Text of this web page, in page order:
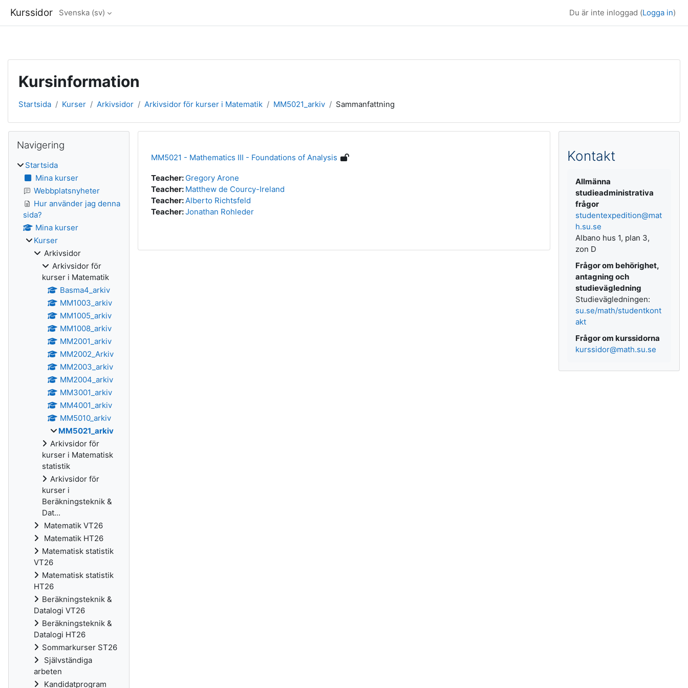
Kurssidor Svenska ‎(sv)‎ Du är inte inloggad (Logga in)
Kursinformation
Startsida Kurser Arkivsidor Arkivsidor för kurser i Matematik MM5021_arkiv Sammanfattning
MM5021 - Mathematics III - Foundations of Analysis
Teacher: Gregory Arone
Teacher: Matthew de Courcy-Ireland
Teacher:Alberto Richtsfeld
Teacher:Jonathan Rohleder
Block
Navigering
Startsida
Mina kurser
Webbplatsnyheter
Hur använder jag denna
sida?
Mina kurser
Kurser
Arkivsidor
Arkivsidor för
kurser i Matematik
Basma4_arkiv
MM1003_arkiv
MM1005_arkiv
MM1008_arkiv
MM2001_arkiv
MM2002_Arkiv
MM2003_arkiv
MM2004_arkiv
MM3001_arkiv
MM4001_arkiv
MM5010_arkiv
MM5021_arkiv
Arkivsidor för
kurser i Matematisk
statistik
Arkivsidor för
kurser i
Beräkningsteknik &
Dat...
Matematik VT26
Matematik HT26
Matematisk statistik
VT26
Matematisk statistik
HT26
Beräkningsteknik &
Datalogi VT26
Beräkningsteknik &
Datalogi HT26
Sommarkurser ST26
Självständiga
arbeten
Kandidatprogram
Kontakt
Allmänna
studieadministrativa
frågor
studentexpedition@mat
h.su.se
Albano hus 1, plan 3,
zon D
Frågor om behörighet,
antagning och
studievägledning
Studievägledningen:
su.se/math/studentkont
akt
Frågor om kurssidorna
kurssidor@math.su.se